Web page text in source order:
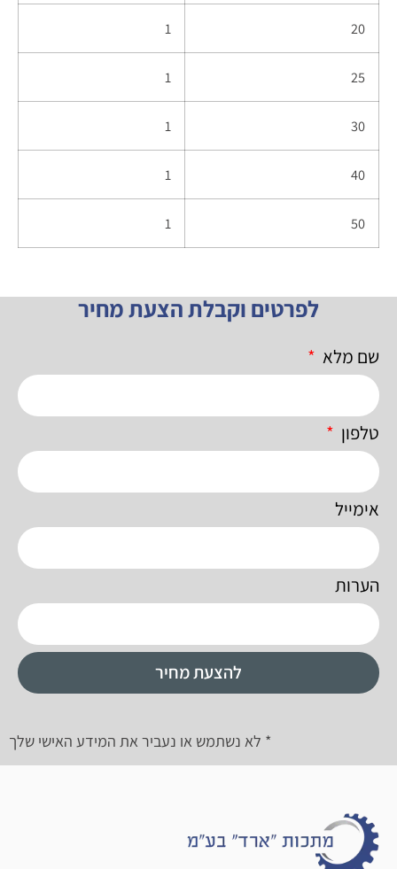
20
1
25
1
30
1
40
1
50
1
לפרטים וקבלת הצעת מחיר
שם מלא
טלפון
אימייל
הערות
להצעת מחיר
* לא נשתמש או נעביר את המידע האישי שלך